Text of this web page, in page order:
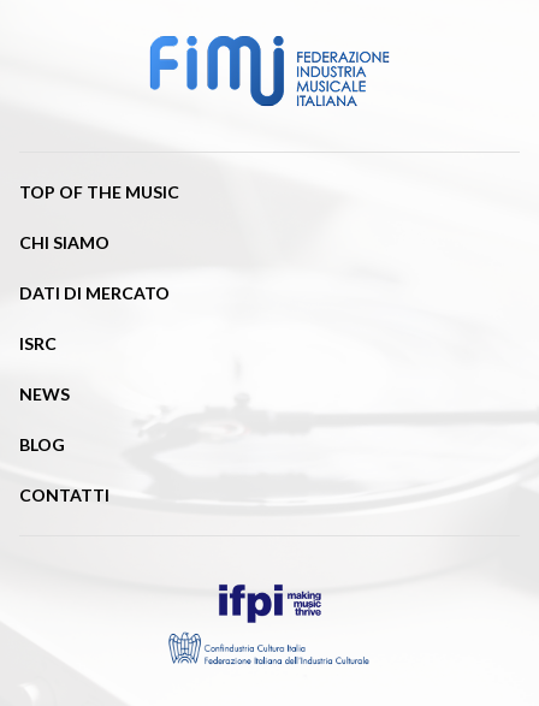
TOP OF THE MUSIC
CHI SIAMO
DATI DI MERCATO
ISRC
NEWS
BLOG
CONTATTI